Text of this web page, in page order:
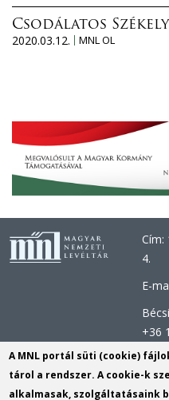
Csodálatos
2020.03.12.
MNL OL
Cím:
4.
E-
+36
+36
A MNL portál süti (cookie)
tárol a rendszer. A cookie-k
alkalmasak, szolgáltatásaink